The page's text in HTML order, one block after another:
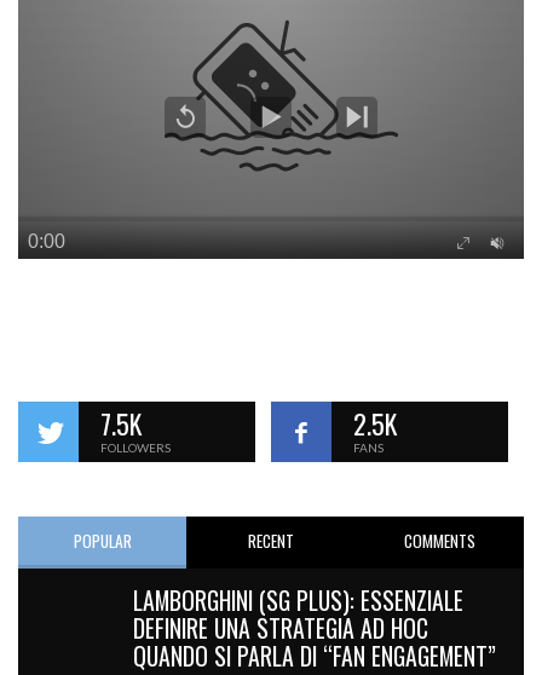
7.5K
FOLLOWERS
2.5K
FANS
POPULAR RECENT COMMENTS
LAMBORGHINI (SG PLUS): ESSENZIALE
DEFINIRE UNA STRATEGIA AD HOC
QUANDO SI PARLA DI “FAN ENGAGEMENT”